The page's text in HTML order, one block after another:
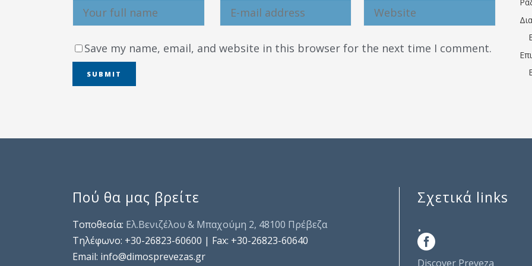
Save my name, email, and website in this browser for the next time I comment.
Πού θα μας βρείτε
Τοποθεσία: Ελ.Βενιζέλου & Μπαχούμη 2, 48100 Πρέβεζα
Τηλέφωνo: +30-26823-60600 | Fax: +30-26823-60640
Email: info@dimosprevezas.gr
Σχετικά links
.
Discover Preveza